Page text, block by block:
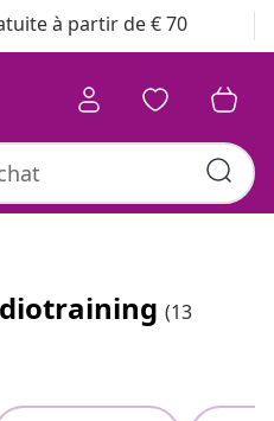
à partir de € 70
(13